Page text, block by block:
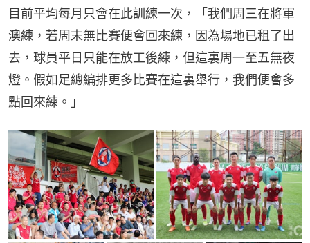
目前平均每月只會在此訓練一次，「我們周三在將軍
澳練，若周末無比賽便會回來練，因為場地已租了出
去，球員平日只能在放工後練，但這裏周一至五無夜
燈。假如足總編排更多比賽在這裏舉行，我們便會多
點回來練。」